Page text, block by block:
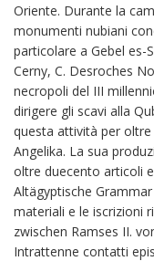
Oriente. Durante la
monumenti nubiani
particolare a Gebel es-
Cerny, C. Desroches
necropoli del III
dirigere gli scavi alla
questa attività per
Angelika. La sua
oltre duecento articoli
Altägyptische
materiali e le iscrizioni
zwischen Ramses II.
Intrattenne contatti